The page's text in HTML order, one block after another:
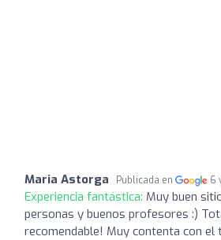
Maria Astorga Publicada en 6
Experiencia fantástica: Muy buen
personas y buenos profesores :)
recomendable! Muy contenta con el